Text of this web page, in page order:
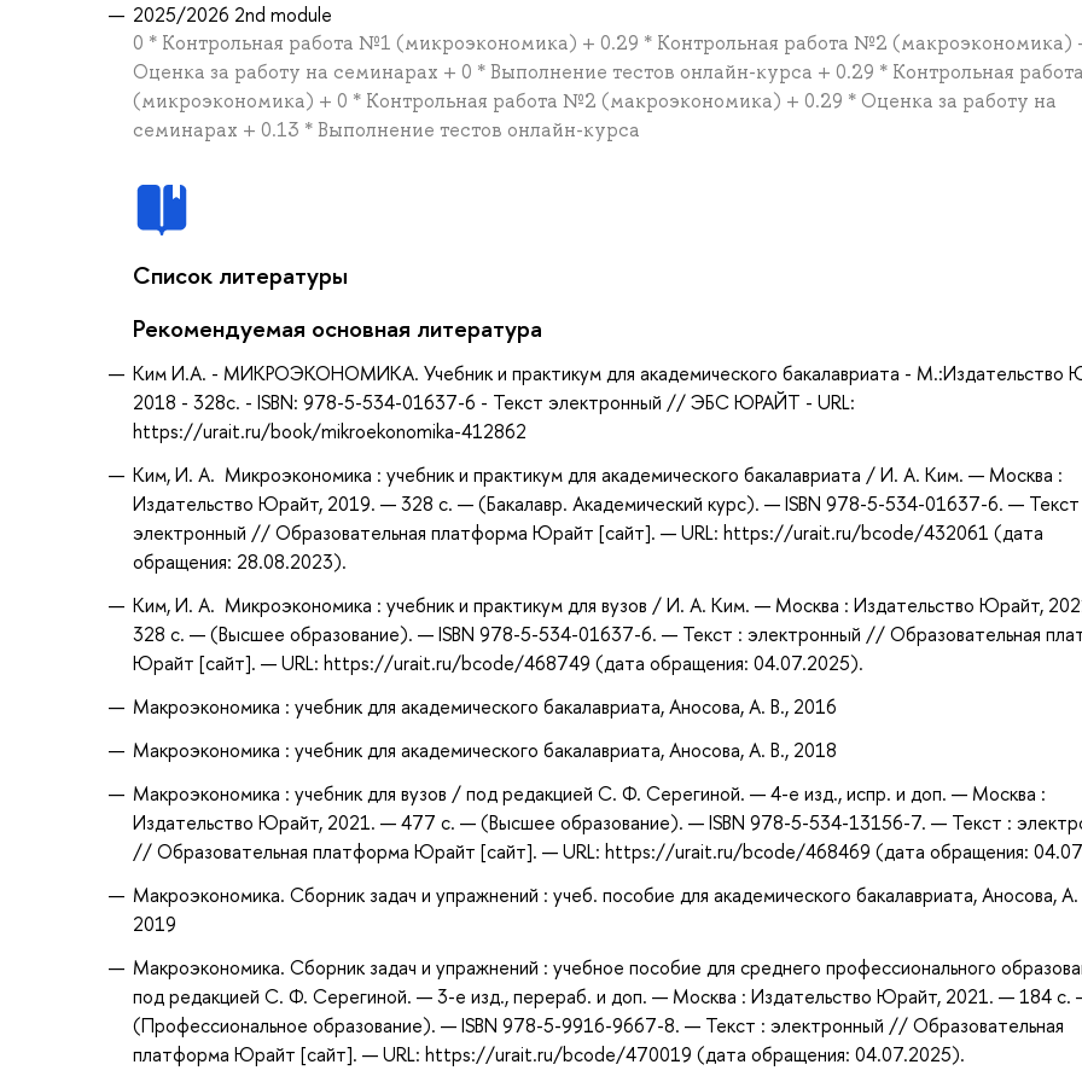
2025/2026 2nd module
0 * Контрольная работа №1 (микроэкономика) + 0.29 * Контрольная работа №2 (макроэкономика)
Оценка за работу на семинарах + 0 * Выполнение тестов онлайн-курса + 0.29 * Контрольная
(микроэкономика) + 0 * Контрольная работа №2 (макроэкономика) + 0.29 * Оценка за работу на
семинарах + 0.13 * Выполнение тестов онлайн-курса
Список литературы
Рекомендуемая основная литература
Ким И.А. - МИКРОЭКОНОМИКА. Учебник и практикум для академического бакалавриата - М.:Издательство
2018 - 328с. - ISBN: 978-5-534-01637-6 - Текст электронный // ЭБС ЮРАЙТ - URL:
https://urait.ru/book/mikroekonomika-412862
Ким, И. А. Микроэкономика : учебник и практикум для академического бакалавриата / И. А. Ким. — Москва :
Издательство Юрайт, 2019. — 328 с. — (Бакалавр. Академический курс). — ISBN 978-5-534-01637-6. — Текст
электронный // Образовательная платформа Юрайт [сайт]. — URL: https://urait.ru/bcode/432061 (дата
обращения: 28.08.2023).
Ким, И. А. Микроэкономика : учебник и практикум для вузов / И. А. Ким. — Москва : Издательство Юрайт,
328 с. — (Высшее образование). — ISBN 978-5-534-01637-6. — Текст : электронный // Образовательная
Юрайт [сайт]. — URL: https://urait.ru/bcode/468749 (дата обращения: 04.07.2025).
Макроэкономика : учебник для академического бакалавриата, Аносова, А. В., 2016
Макроэкономика : учебник для академического бакалавриата, Аносова, А. В., 2018
Макроэкономика : учебник для вузов / под редакцией С. Ф. Серегиной. — 4-е изд., испр. и доп. — Москва :
Издательство Юрайт, 2021. — 477 с. — (Высшее образование). — ISBN 978-5-534-13156-7. — Текст :
// Образовательная платформа Юрайт [сайт]. — URL: https://urait.ru/bcode/468469 (дата обращения:
Макроэкономика. Сборник задач и упражнений : учеб. пособие для академического бакалавриата, Аносова, А.
2019
Макроэкономика. Сборник задач и упражнений : учебное пособие для среднего профессионального
под редакцией С. Ф. Серегиной. — 3-е изд., перераб. и доп. — Москва : Издательство Юрайт, 2021. — 184 с.
(Профессиональное образование). — ISBN 978-5-9916-9667-8. — Текст : электронный // Образовательная
платформа Юрайт [сайт]. — URL: https://urait.ru/bcode/470019 (дата обращения: 04.07.2025).